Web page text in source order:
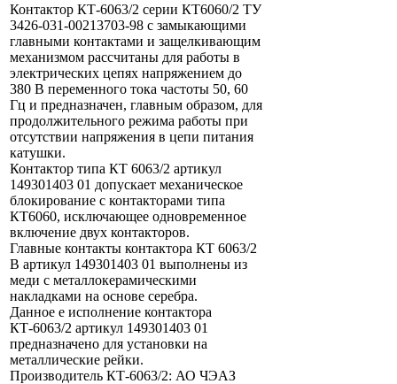
Контактор КТ-6063/2 серии КТ6060/2 ТУ
3426-031-00213703-98 с замыкающими
главными контактами и защелкивающим
механизмом рассчитаны для работы в
электрических цепях напряжением до
380 В переменного тока частоты 50, 60
Гц и предназначен, главным образом, для
продолжительного режима работы при
отсутствии напряжения в цепи питания
катушки.
Контактор типа КТ 6063/2 артикул
149301403 01 допускаeт механическое
блокирование с контакторами типа
КТ6060, исключающее одновременное
включение двух контакторов.
Главные контакты контактора КТ 6063/2
В артикул 149301403 01 выполнены из
меди с металлокерамическими
накладками на основе серебра.
Данное е исполнение контактора
КТ-6063/2 артикул 149301403 01
предназначено для установки на
металлические рейки.
Производитель КТ-6063/2: АО ЧЭАЗ